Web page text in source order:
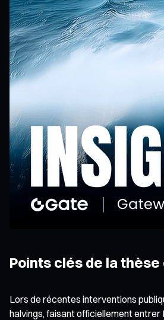
Points clés de la
Lors de récentes interventions
halvings, faisant officiellement entrer